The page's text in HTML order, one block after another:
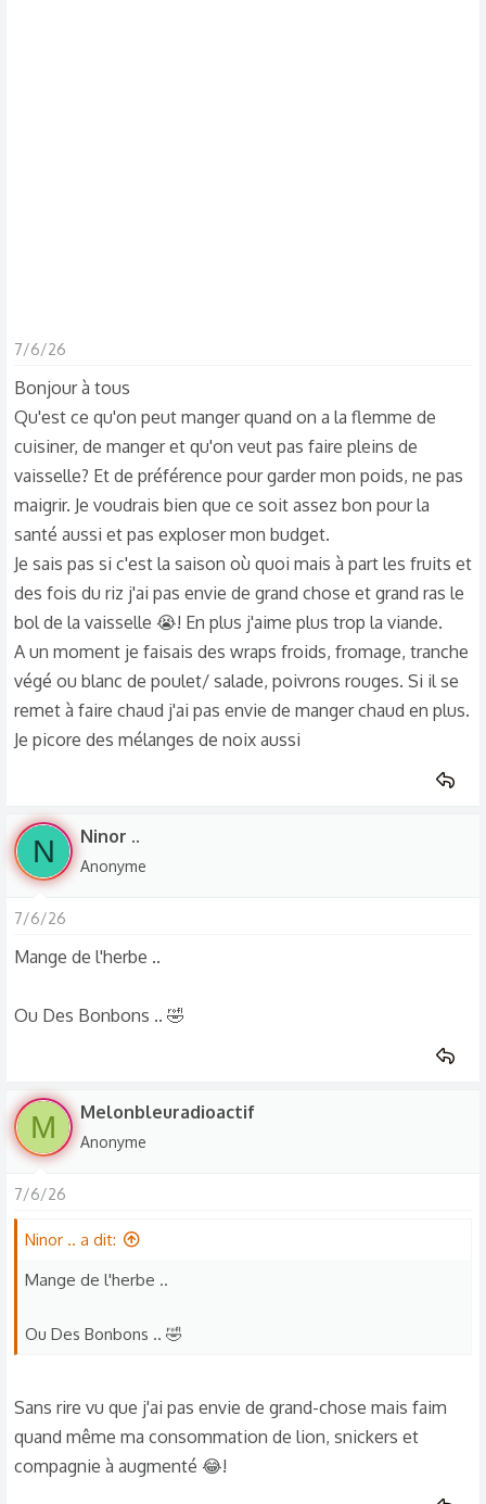
7/6/26
Bonjour à tous
Qu'est ce qu'on peut manger quand on a la flemme de
cuisiner, de manger et qu'on veut pas faire pleins de
vaisselle? Et de préférence pour garder mon poids, ne pas
maigrir. Je voudrais bien que ce soit assez bon pour la
santé aussi et pas exploser mon budget.
Je sais pas si c'est la saison où quoi mais à part les fruits et
des fois du riz j'ai pas envie de grand chose et grand ras le
bol de la vaisselle 😭! En plus j'aime plus trop la viande.
A un moment je faisais des wraps froids, fromage, tranche
végé ou blanc de poulet/ salade, poivrons rouges. Si il se
remet à faire chaud j'ai pas envie de manger chaud en plus.
Je picore des mélanges de noix aussi
N Ninor ..
Anonyme
7/6/26
Mange de l'herbe ..
Ou Des Bonbons .. 🤣
M Melonbleuradioactif
Anonyme
7/6/26
Ninor .. a dit:
Mange de l'herbe ..
Ou Des Bonbons .. 🤣
Sans rire vu que j'ai pas envie de grand-chose mais faim
quand même ma consommation de lion, snickers et
compagnie à augmenté 😂!